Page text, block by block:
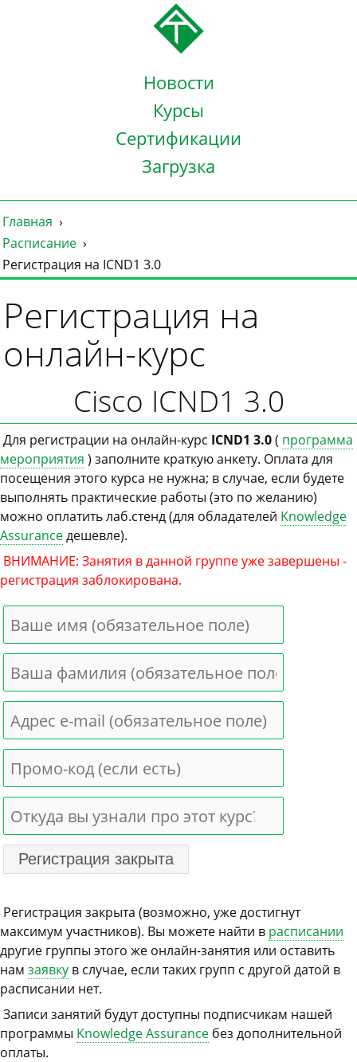
Новости
Курсы
Сертификации
Загрузка
Главная
Расписание
Регистрация на ICND1 3.0
Регистрация на
онлайн-курс
Cisco ICND1 3.0
Для регистрации на онлайн-курс ICND1 3.0( программа
мероприятия ) заполните краткую анкету. Оплата для
посещения этого курса не нужна; в случае, если будете
выполнять практические работы (это по желанию)
можно оплатить лаб.стенд (для обладателей Knowledge
Assuranceдешевле).
ВНИМАНИЕ: Занятия в данной группе уже завершены -
регистрация заблокирована.
Регистрация закрыта (возможно, уже достигнут
максимум участников). Вы можете найти в расписании
другие группы этого же онлайн-занятия или оставить
нам заявку в случае, если таких групп с другой датой в
расписании нет.
Записи занятий будут доступны подписчикам нашей
программы Knowledge Assurance без дополнительной
оплаты.